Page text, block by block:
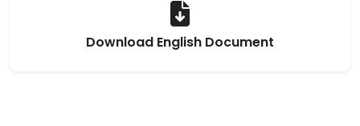
Download English Document